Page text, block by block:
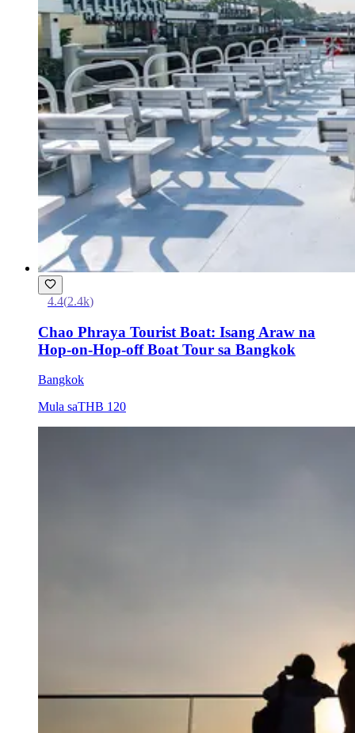
4.4(2.4k)
Chao Phraya Tourist Boat: Isang Araw na
Hop-on-Hop-off Boat Tour sa Bangkok
Bangkok
Mula saTHB 120